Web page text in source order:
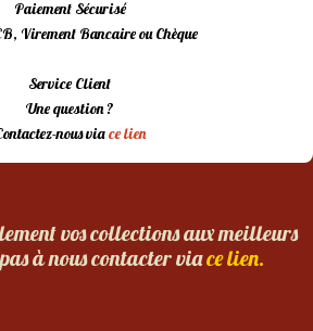
Paiement Sécurisé
Virement Bancaire ou Chèque
Service Client
Une question ?
nous viace lien
vos collections aux meilleurs
à nous contacter viace lien.